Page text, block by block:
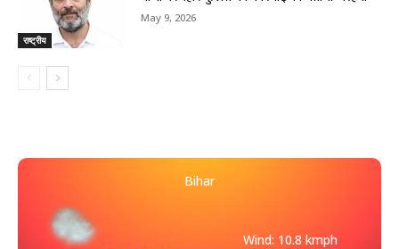
राष्ट्रीय
May 9, 2026
Bihar
Wind: 10.8 kmph